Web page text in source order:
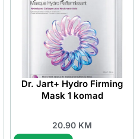
Dr. Jart+ Hydro Firming
Mask 1 komad
20.90 KM